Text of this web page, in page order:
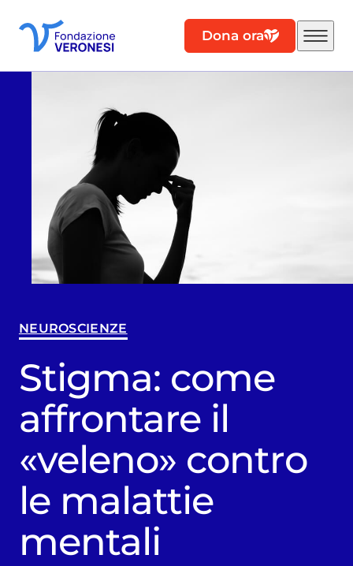
Dona ora
NEUROSCIENZE
Stigma: come
affrontare il
«veleno» contro
le malattie
mentali